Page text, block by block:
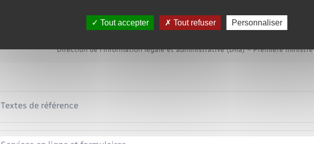
Détecteur de fumée – Modèle de déclaration à l'assureur
Direction de l'information légale et administrative (Dila) – Première ministre
Textes de référence
Tout accepter Tout refuser Personnaliser